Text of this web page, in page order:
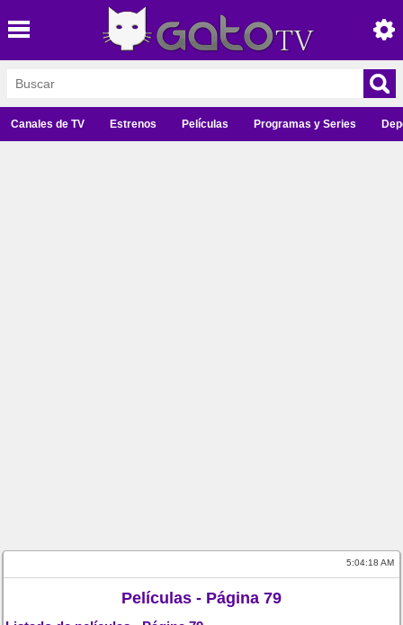
Canales de TV Estrenos Películas Programas y Series
5:04:18 AM
Películas - Página 79